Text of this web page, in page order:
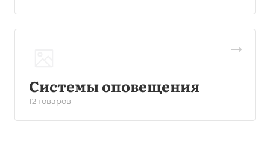
Системы оповещения
12 товаров